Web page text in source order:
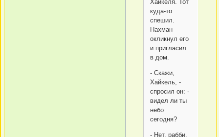
Хайкеля. Тот
куда-то
спешил.
Нахман
окликнул его
и пригласил
в дом.
- Скажи,
Хайкель, -
спросил он: -
видел ли ты
небо
сегодня?
- Нет, рабби.